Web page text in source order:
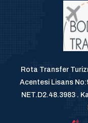
Rota Transfer
Acentesi Lisans
NET.D2.48.3983 .